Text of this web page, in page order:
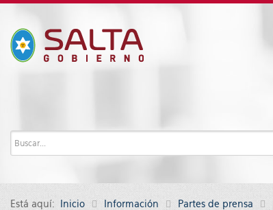
Está aquí: Inicio Información Partes de prensa